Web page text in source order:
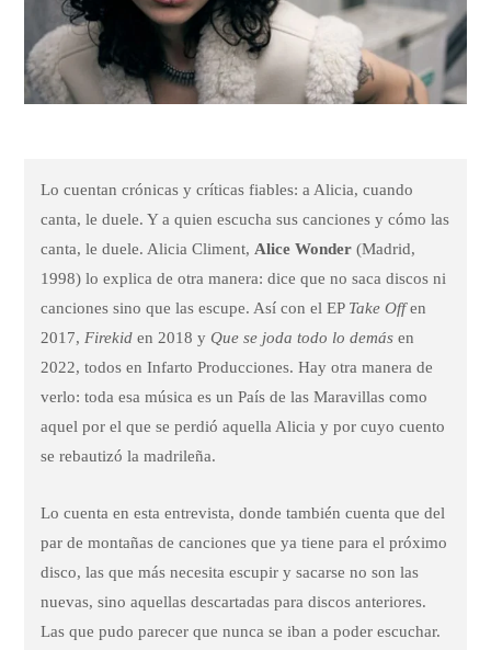
Lo cuentan crónicas y críticas fiables: a Alicia, cuando
canta, le duele. Y a quien escucha sus canciones y cómo las
canta, le duele. Alicia Climent, Alice Wonder(Madrid,
1998) lo explica de otra manera: dice que no saca discos ni
canciones sino que las escupe. Así con el EP Take Offen
2017, Firekiden 2018 y Que se joda todo lo demásen
2022, todos en Infarto Producciones. Hay otra manera de
verlo: toda esa música es un País de las Maravillas como
aquel por el que se perdió aquella Alicia y por cuyo cuento
se rebautizó la madrileña.
Lo cuenta en esta entrevista, donde también cuenta que del
par de montañas de canciones que ya tiene para el próximo
disco, las que más necesita escupir y sacarse no son las
nuevas, sino aquellas descartadas para discos anteriores.
Las que pudo parecer que nunca se iban a poder escuchar.